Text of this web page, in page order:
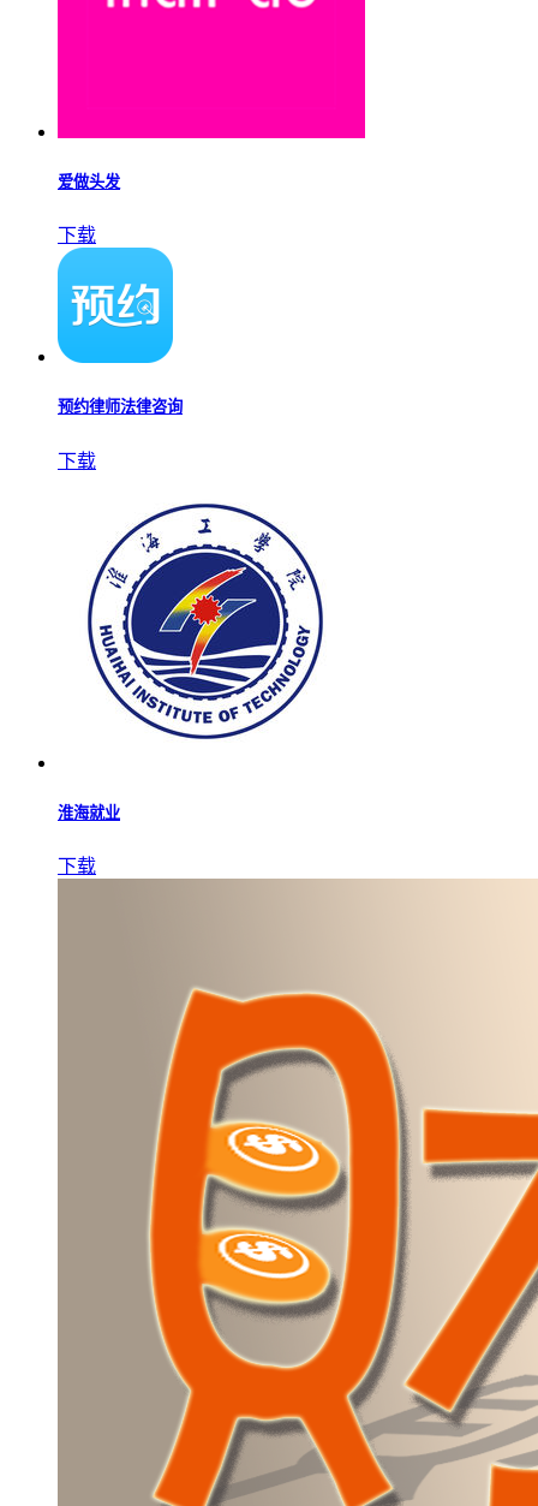
爱做头发
下载
预约律师法律咨询
下载
淮海就业
下载